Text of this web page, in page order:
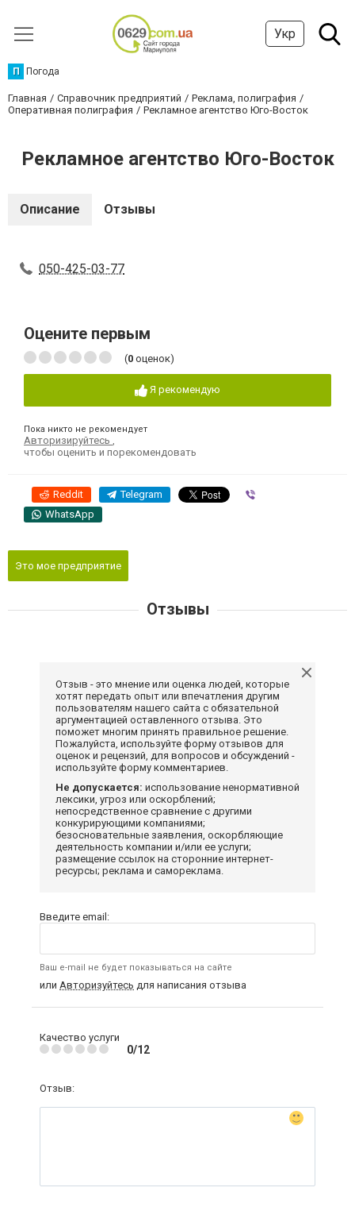
Укр
П Погода
Главная Справочник предприятий
Реклама, полиграфия
Оперативная полиграфия
Рекламное агентство Юго-Восток
Рекламное агентство Юго-Восток
Описание Отзывы
050-425-03-77
Оцените первым
(0 оценок)
Я рекомендую
Пока никто не рекомендует
Авторизируйтесь
чтобы оценить и порекомендовать
Reddit Telegram
WhatsApp
Это мое предприятие
Отзывы
Отзыв - это мнение или оценка людей, которые
хотят передать опыт или впечатления другим
пользователям нашего сайта с обязательной
аргументацией оставленного отзыва. Это
поможет многим принять правильное решение.
Пожалуйста, используйте форму отзывов для
оценок и рецензий, для вопросов и обсуждений -
используйте форму комментариев.
Не допускается: использование ненормативной
лексики, угроз или оскорблений;
непосредственное сравнение с другими
конкурирующими компаниями;
безосновательные заявления, оскорбляющие
деятельность компании и/или ее услуги;
размещение ссылок на сторонние интернет-
ресурсы; реклама и самореклама.
Введите email:
Ваш e-mail не будет показываться на сайте
или Авторизуйтесь для написания отзыва
Качество услуги
0/12
Отзыв: